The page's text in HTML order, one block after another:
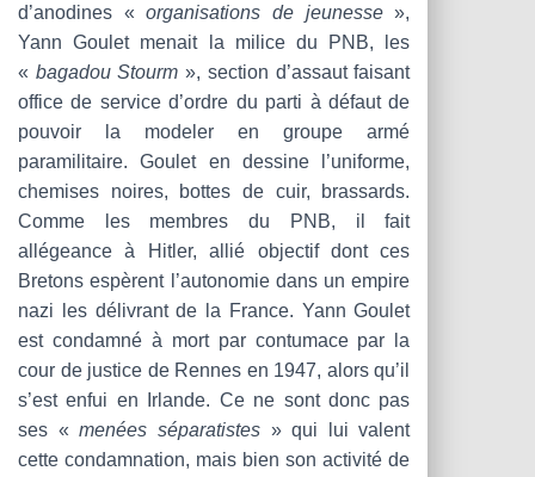
d’anodines «organisations de jeunesse»,
Yann Goulet menait la milice du PNB, les
« bagadou Stourm », section d’assaut faisant
office de service d’ordre du parti à défaut de
pouvoir la modeler en groupe armé
paramilitaire. Goulet en dessine l’uniforme,
chemises noires, bottes de cuir, brassards.
Comme les membres du PNB, il fait
allégeance à Hitler, allié objectif dont ces
Bretons espèrent l’autonomie dans un empire
nazi les délivrant de la France. Yann Goulet
est condamné à mort par contumace par la
cour de justice de Rennes en 1947, alors qu’il
s’est enfui en Irlande. Ce ne sont donc pas
ses «menées séparatistes» qui lui valent
cette condamnation, mais bien son activité de